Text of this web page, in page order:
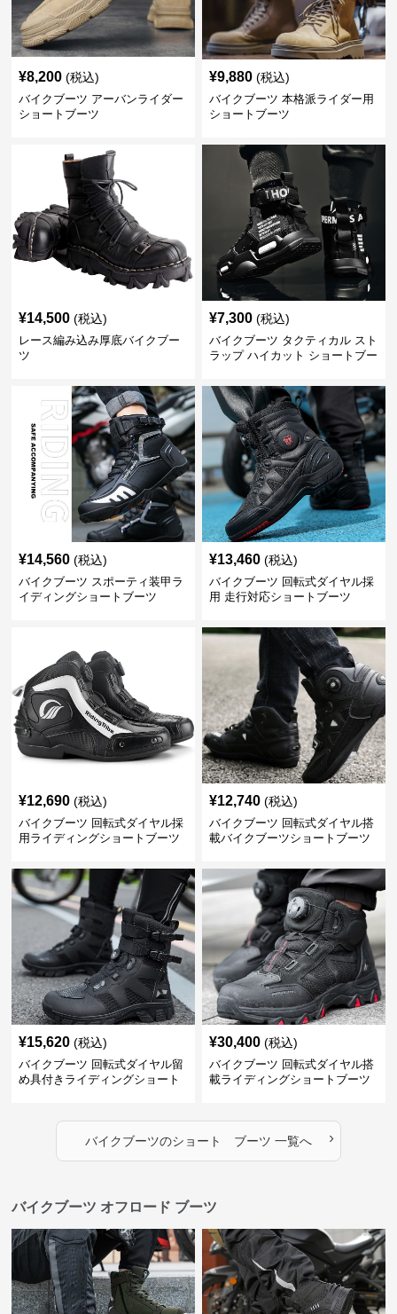
¥8,200 (税込)
バイクブーツ アーバンライダー
ショートブーツ
¥9,880 (税込)
バイクブーツ 本格派ライダー用
ショートブーツ
¥14,500 (税込)
レース編み込み厚底バイクブー
ツ
¥7,300 (税込)
バイクブーツ タクティカル スト
ラップ ハイカット ショートブー
¥14,560 (税込)
バイクブーツ スポーティ装甲ラ
イディングショートブーツ
¥13,460 (税込)
バイクブーツ 回転式ダイヤル採
用 走行対応ショートブーツ
¥12,690 (税込)
バイクブーツ 回転式ダイヤル採
用ライディングショートブーツ
¥12,740 (税込)
バイクブーツ 回転式ダイヤル搭
載バイクブーツショートブーツ
¥15,620 (税込)
バイクブーツ 回転式ダイヤル留
め具付きライディングショート
¥30,400 (税込)
バイクブーツ 回転式ダイヤル搭
載ライディングショートブーツ
バイクブーツのショート ブーツ 一覧へ ›
バイクブーツ オフロード ブーツ